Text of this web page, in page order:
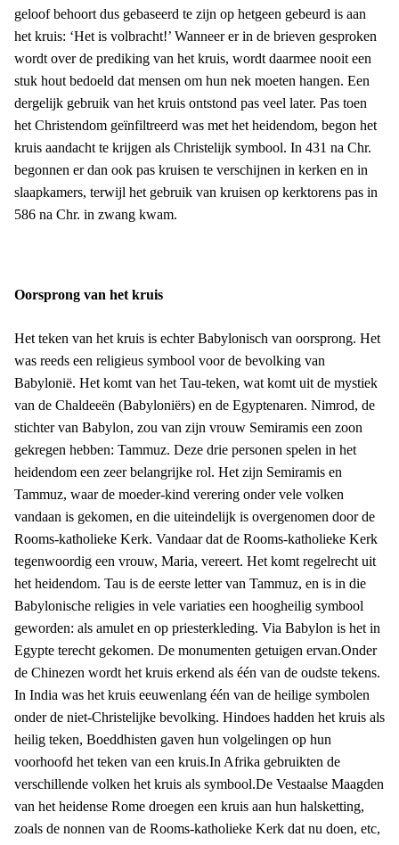
geloof behoort dus gebaseerd te zijn op hetgeen gebeurd is aan
het kruis: ‘Het is volbracht!’ Wanneer er in de brieven gesproken
wordt over de prediking van het kruis, wordt daarmee nooit een
stuk hout bedoeld dat mensen om hun nek moeten hangen. Een
dergelijk gebruik van het kruis ontstond pas veel later. Pas toen
het Christendom geïnfiltreerd was met het heidendom, begon het
kruis aandacht te krijgen als Christelijk symbool. In 431 na Chr.
begonnen er dan ook pas kruisen te verschijnen in kerken en in
slaapkamers, terwijl het gebruik van kruisen op kerktorens pas in
586 na Chr. in zwang kwam.
Oorsprong van het kruis
Het teken van het kruis is echter Babylonisch van oorsprong. Het
was reeds een religieus symbool voor de bevolking van
Babylonië. Het komt van het Tau-teken, wat komt uit de mystiek
van de Chaldeeën (Babyloniërs) en de Egyptenaren. Nimrod, de
stichter van Babylon, zou van zijn vrouw Semiramis een zoon
gekregen hebben: Tammuz. Deze drie personen spelen in het
heidendom een zeer belangrijke rol. Het zijn Semiramis en
Tammuz, waar de moeder-kind verering onder vele volken
vandaan is gekomen, en die uiteindelijk is overgenomen door de
Rooms-katholieke Kerk. Vandaar dat de Rooms-katholieke Kerk
tegenwoordig een vrouw, Maria, vereert. Het komt regelrecht uit
het heidendom. Tau is de eerste letter van Tammuz, en is in die
Babylonische religies in vele variaties een hoogheilig symbool
geworden: als amulet en op priesterkleding. Via Babylon is het in
Egypte terecht gekomen. De monumenten getuigen ervan.Onder
de Chinezen wordt het kruis erkend als één van de oudste tekens.
In India was het kruis eeuwenlang één van de heilige symbolen
onder de niet-Christelijke bevolking. Hindoes hadden het kruis als
heilig teken, Boeddhisten gaven hun volgelingen op hun
voorhoofd het teken van een kruis.In Afrika gebruikten de
verschillende volken het kruis als symbool.De Vestaalse Maagden
van het heidense Rome droegen een kruis aan hun halsketting,
zoals de nonnen van de Rooms-katholieke Kerk dat nu doen, etc,